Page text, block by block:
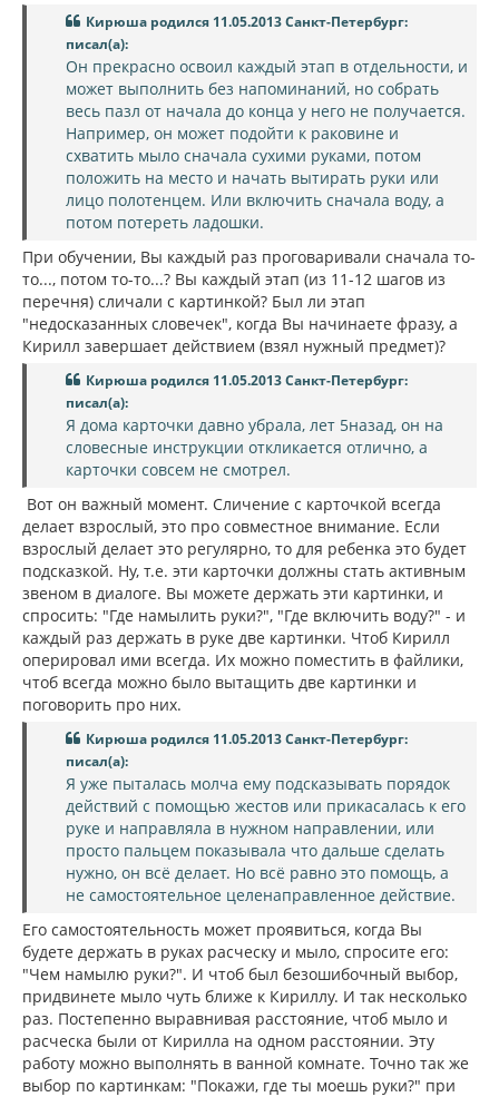
Кирюша родился 11.05.2013 Санкт-Петербург:
писал(а):
Он прекрасно освоил каждый этап в отдельности, и
может выполнить без напоминаний, но собрать
весь пазл от начала до конца у него не получается.
Например, он может подойти к раковине и
схватить мыло сначала сухими руками, потом
положить на место и начать вытирать руки или
лицо полотенцем. Или включить сначала воду, а
потом потереть ладошки.
При обучении, Вы каждый раз проговаривали сначала то-
то..., потом то-то...? Вы каждый этап (из 11-12 шагов из
перечня) сличали с картинкой? Был ли этап
"недосказанных словечек", когда Вы начинаете фразу, а
Кирилл завершает действием (взял нужный предмет)?
Кирюша родился 11.05.2013 Санкт-Петербург:
писал(а):
Я дома карточки давно убрала, лет 5назад, он на
словесные инструкции откликается отлично, а
карточки совсем не смотрел.
Вот он важный момент. Сличение с карточкой всегда
делает взрослый, это про совместное внимание. Если
взрослый делает это регулярно, то для ребенка это будет
подсказкой. Ну, т.е. эти карточки должны стать активным
звеном в диалоге. Вы можете держать эти картинки, и
спросить: "Где намылить руки?", "Где включить воду?" - и
каждый раз держать в руке две картинки. Чтоб Кирилл
оперировал ими всегда. Их можно поместить в файлики,
чтоб всегда можно было вытащить две картинки и
поговорить про них.
Кирюша родился 11.05.2013 Санкт-Петербург:
писал(а):
Я уже пыталась молча ему подсказывать порядок
действий с помощью жестов или прикасалась к его
руке и направляла в нужном направлении, или
просто пальцем показывала что дальше сделать
нужно, он всё делает. Но всё равно это помощь, а
не самостоятельное целенаправленное действие.
Его самостоятельность может проявиться, когда Вы
будете держать в руках расческу и мыло, спросите его:
"Чем намылю руки?". И чтоб был безошибочный выбор,
придвинете мыло чуть ближе к Кириллу. И так несколько
раз. Постепенно выравнивая расстояние, чтоб мыло и
расческа были от Кирилла на одном расстоянии. Эту
работу можно выполнять в ванной комнате. Точно так же
выбор по картинкам: "Покажи, где ты моешь руки?" при